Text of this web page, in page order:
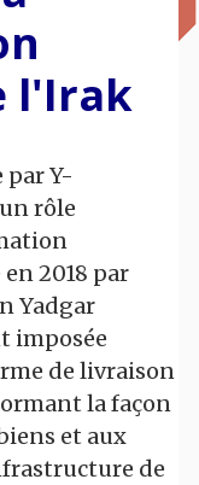
l'Irak
par Y-
rôle
2018 par
Yadgar
imposée
de livraison
la façon
et aux
de